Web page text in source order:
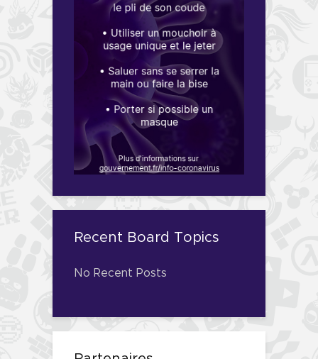
Recent Board Topics
No Recent Posts